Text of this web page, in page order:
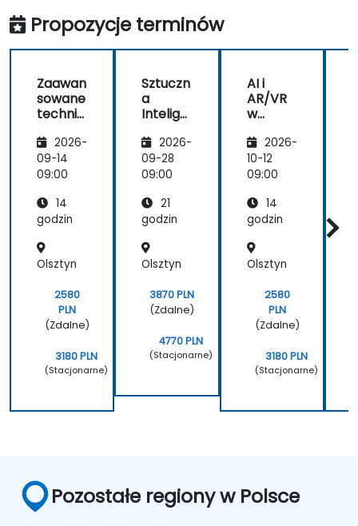
Propozycje terminów
Zaawan
sowane
techniki
system
ów AR i
VR
2026-
09-14
09:00
14
godzin
Olsztyn
2580
PLN
(Zdalne)
3180 PLN
(Stacjonarne)
Sztuczn
a
Intelige
Rozszer
zonej i
Wirtual
Rzeczy
wistości
Zastoso
wań
słowyc
2026-
09-28
09:00
21
godzin
Olsztyn
3870 PLN
(Zdalne)
4770 PLN
(Stacjonarne)
AI i
AR/VR
w
e
zdrowia
2026-
10-12
09:00
14
godzin
Olsztyn
2580
PLN
(Zdalne)
3180 PLN
(Stacjonarne)
Pozostałe regiony w Polsce